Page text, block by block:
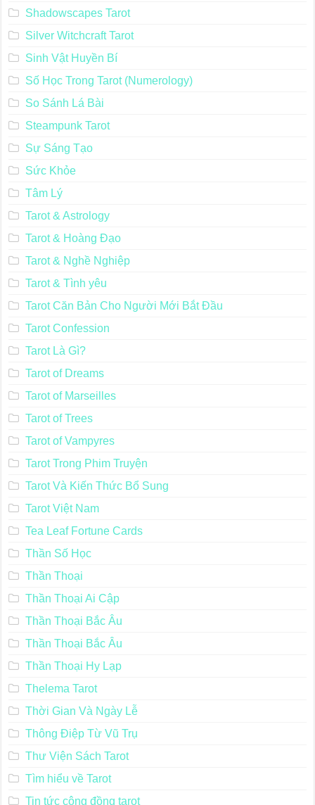
Shadowscapes Tarot
Silver Witchcraft Tarot
Sinh Vật Huyền Bí
Số Học Trong Tarot (Numerology)
So Sánh Lá Bài
Steampunk Tarot
Sự Sáng Tạo
Sức Khỏe
Tâm Lý
Tarot & Astrology
Tarot & Hoàng Đạo
Tarot & Nghề Nghiệp
Tarot & Tình yêu
Tarot Căn Bản Cho Người Mới Bắt Đầu
Tarot Confession
Tarot Là Gì?
Tarot of Dreams
Tarot of Marseilles
Tarot of Trees
Tarot of Vampyres
Tarot Trong Phim Truyện
Tarot Và Kiến Thức Bổ Sung
Tarot Việt Nam
Tea Leaf Fortune Cards
Thần Số Học
Thần Thoại
Thần Thoại Ai Cập
Thần Thoại Bắc Âu
Thần Thoại Bắc Âu
Thần Thoại Hy Lạp
Thelema Tarot
Thời Gian Và Ngày Lễ
Thông Điệp Từ Vũ Trụ
Thư Viện Sách Tarot
Tìm hiểu về Tarot
Tin tức cộng đồng tarot